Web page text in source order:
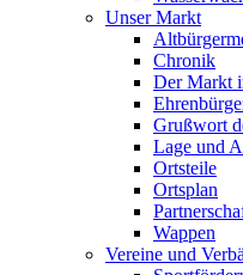
Unser Markt
Chronik
Der Markt
Grußwort
Lage und
Ortsteile
Ortsplan
Wappen
Vereine und